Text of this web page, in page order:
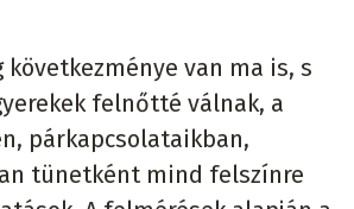
következménye van ma is, s
felnőtté válnak, a
párkapcsolataikban,
tünetként mind felszínre